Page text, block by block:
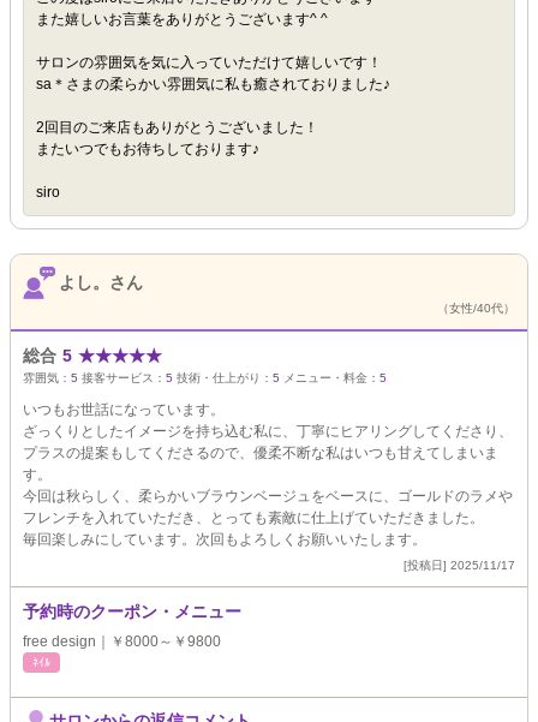
また嬉しいお言葉をありがとうございます^ ^
サロンの雰囲気を気に入っていただけて嬉しいです！
sa＊さまの柔らかい雰囲気に私も癒されておりました♪
2回目のご来店もありがとうございました！
またいつでもお待ちしております♪
siro
よし。さん
（女性/40代）
総合 5 ★★★★★
雰囲気： 5 接客サービス： 5 技術・仕上がり： 5 メニュー・料金： 5
いつもお世話になっています。
ざっくりとしたイメージを持ち込む私に、丁寧にヒアリングしてくださり、
プラスの提案もしてくださるので、優柔不断な私はいつも甘えてしまいま
す。
今回は秋らしく、柔らかいブラウンベージュをベースに、ゴールドのラメや
フレンチを入れていただき、とっても素敵に仕上げていただきました。
毎回楽しみにしています。次回もよろしくお願いいたします。
[投稿日] 2025/11/17
予約時のクーポン・メニュー
free design｜￥8000～￥9800
ﾈｲﾙ